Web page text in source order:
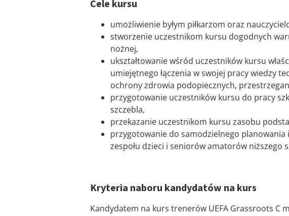
Cele kursu
umożliwienie byłym piłkarzom oraz
stworzenie uczestnikom kursu dogodnych
nożnej,
ukształtowanie wśród uczestników kursu
umiejętnego łączenia w swojej pracy wiedzy
ochrony zdrowia podopiecznych,
przygotowanie uczestników kursu do pracy
szczebla,
przekazanie uczestnikom kursu zasobu
przygotowanie do samodzielnego
zespołu dzieci i seniorów amatorów niższego
Kryteria naboru kandydatów na kurs
Kandydatem na kurs trenerów UEFA Grassroots C